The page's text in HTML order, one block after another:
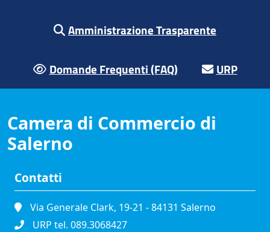
Amministrazione Trasparente
Domande Frequenti (FAQ) URP
Camera di Commercio di
Salerno
Contatti
Via Generale Clark, 19-21 - 84131 Salerno
URP tel. 089.3068427